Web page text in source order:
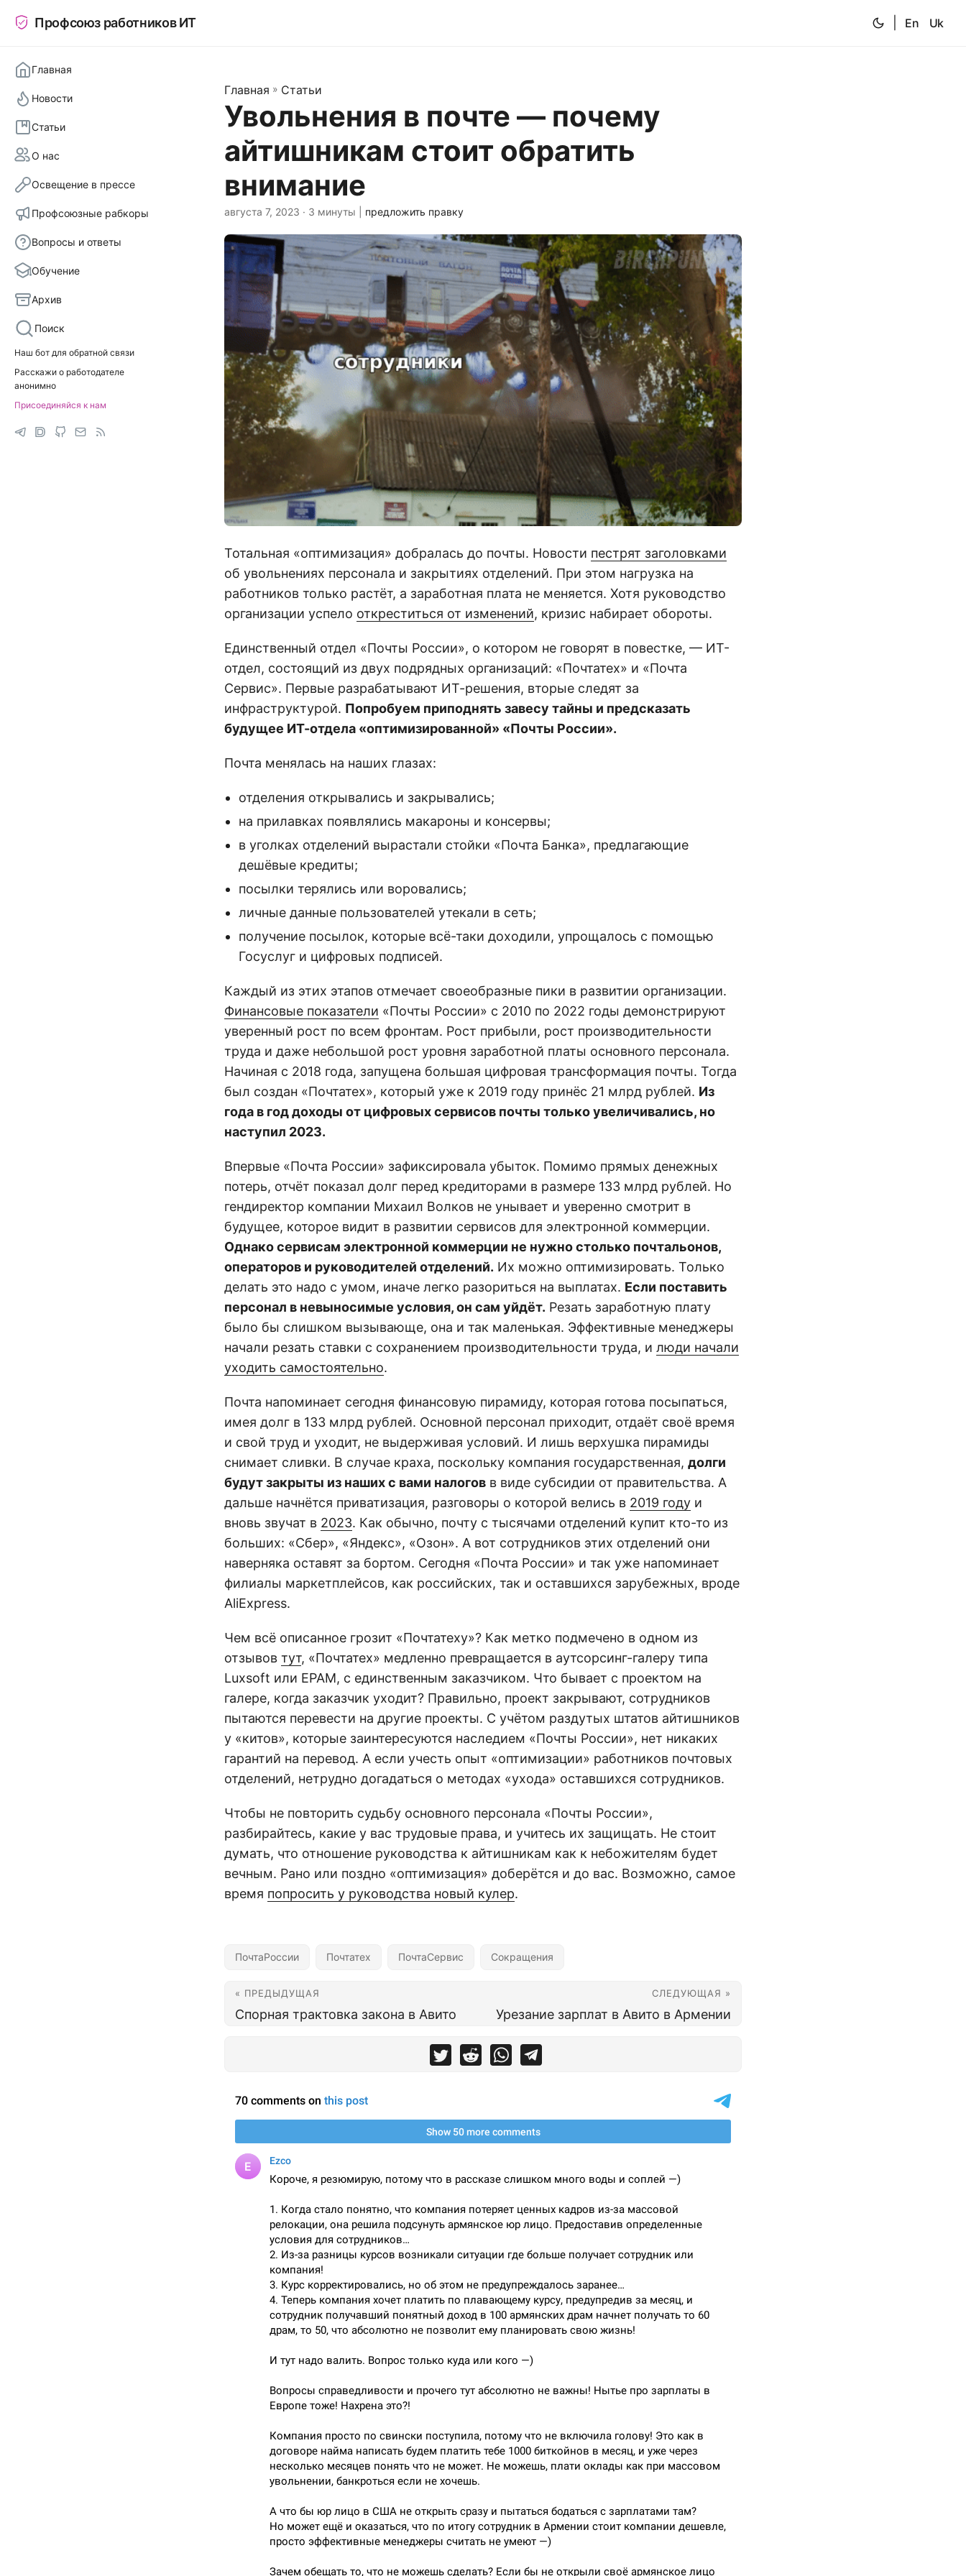
Профсоюз работников ИТ En Uk
Главная
Новости
Статьи
О нас
Освещение в прессе
Профсоюзные рабкоры
Вопросы и ответы
Обучение
Архив
Поиск
Наш бот для обратной связи
Расскажи о работодателе
анонимно
Присоединяйся к нам
Главная » Статьи
Увольнения в почте — почему
айтишникам стоит обратить
внимание
августа 7, 2023 · 3 минуты | предложить правку
Тотальная «оптимизация» добралась до почты. Новости пестрят заголовками
об увольнениях персонала и закрытиях отделений. При этом нагрузка на
работников только растёт, а заработная плата не меняется. Хотя руководство
организации успело откреститься от изменений, кризис набирает обороты.
Единственный отдел «Почты России», о котором не говорят в повестке, — ИТ-
отдел, состоящий из двух подрядных организаций: «Почтатех» и «Почта
Сервис». Первые разрабатывают ИТ-решения, вторые следят за
инфраструктурой. Попробуем приподнять завесу тайны и предсказать
будущее ИТ-отдела «оптимизированной» «Почты России».
Почта менялась на наших глазах:
отделения открывались и закрывались;
на прилавках появлялись макароны и консервы;
в уголках отделений вырастали стойки «Почта Банка», предлагающие
дешёвые кредиты;
посылки терялись или воровались;
личные данные пользователей утекали в сеть;
получение посылок, которые всё-таки доходили, упрощалось с помощью
Госуслуг и цифровых подписей.
Каждый из этих этапов отмечает своеобразные пики в развитии организации.
Финансовые показатели «Почты России» с 2010 по 2022 годы демонстрируют
уверенный рост по всем фронтам. Рост прибыли, рост производительности
труда и даже небольшой рост уровня заработной платы основного персонала.
Начиная с 2018 года, запущена большая цифровая трансформация почты. Тогда
был создан «Почтатех», который уже к 2019 году принёс 21 млрд рублей. Из
года в год доходы от цифровых сервисов почты только увеличивались, но
наступил 2023.
Впервые «Почта России» зафиксировала убыток. Помимо прямых денежных
потерь, отчёт показал долг перед кредиторами в размере 133 млрд рублей. Но
гендиректор компании Михаил Волков не унывает и уверенно смотрит в
будущее, которое видит в развитии сервисов для электронной коммерции.
Однако сервисам электронной коммерции не нужно столько почтальонов,
операторов и руководителей отделений. Их можно оптимизировать. Только
делать это надо с умом, иначе легко разориться на выплатах. Если поставить
персонал в невыносимые условия, он сам уйдёт. Резать заработную плату
было бы слишком вызывающе, она и так маленькая. Эффективные менеджеры
начали резать ставки с сохранением производительности труда, и люди начали
уходить самостоятельно.
Почта напоминает сегодня финансовую пирамиду, которая готова посыпаться,
имея долг в 133 млрд рублей. Основной персонал приходит, отдаёт своё время
и свой труд и уходит, не выдерживая условий. И лишь верхушка пирамиды
снимает сливки. В случае краха, поскольку компания государственная, долги
будут закрыты из наших с вами налогов в виде субсидии от правительства. А
дальше начнётся приватизация, разговоры о которой велись в 2019 году и
вновь звучат в 2023. Как обычно, почту с тысячами отделений купит кто-то из
больших: «Сбер», «Яндекс», «Озон». А вот сотрудников этих отделений они
наверняка оставят за бортом. Сегодня «Почта России» и так уже напоминает
филиалы маркетплейсов, как российских, так и оставшихся зарубежных, вроде
AliExpress.
Чем всё описанное грозит «Почтатеху»? Как метко подмечено в одном из
отзывов тут, «Почтатех» медленно превращается в аутсорсинг-галеру типа
Luxsoft или EPAM, с единственным заказчиком. Что бывает с проектом на
галере, когда заказчик уходит? Правильно, проект закрывают, сотрудников
пытаются перевести на другие проекты. С учётом раздутых штатов айтишников
у «китов», которые заинтересуются наследием «Почты России», нет никаких
гарантий на перевод. А если учесть опыт «оптимизации» работников почтовых
отделений, нетрудно догадаться о методах «ухода» оставшихся сотрудников.
Чтобы не повторить судьбу основного персонала «Почты России»,
разбирайтесь, какие у вас трудовые права, и учитесь их защищать. Не стоит
думать, что отношение руководства к айтишникам как к небожителям будет
вечным. Рано или поздно «оптимизация» доберётся и до вас. Возможно, самое
время попросить у руководства новый кулер.
ПочтаРоссии Почтатех ПочтаСервис Сокращения
« ПРЕДЫДУЩАЯ
Спорная трактовка закона в Авито
СЛЕДУЮЩАЯ »
Урезание зарплат в Авито в Армении